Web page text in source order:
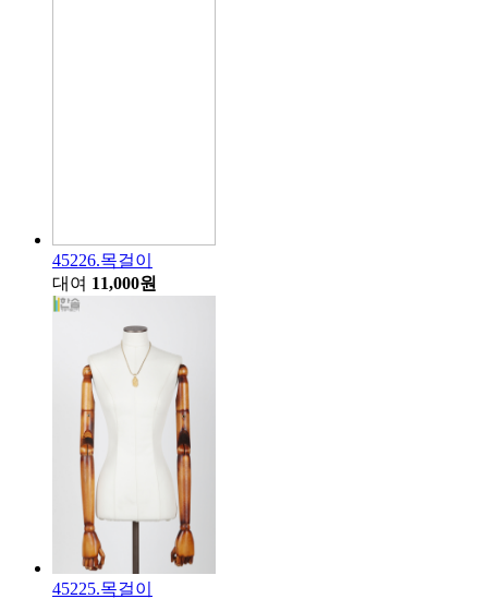
45226.목걸이
대여 11,000원
45225.목걸이